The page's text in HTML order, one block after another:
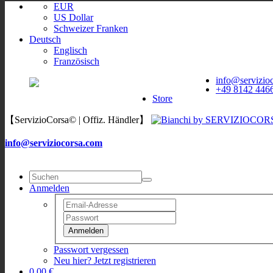
EUR
US Dollar
Schweizer Franken
Deutsch
Englisch
Französisch
ServizioCorsa
+49 8142
Store
【ServizioCorsa© | Offiz. Händler】
info@serviziocorsa.com
Anmelden
Anmelden
Passwort vergessen
Neu hier? Jetzt registrieren